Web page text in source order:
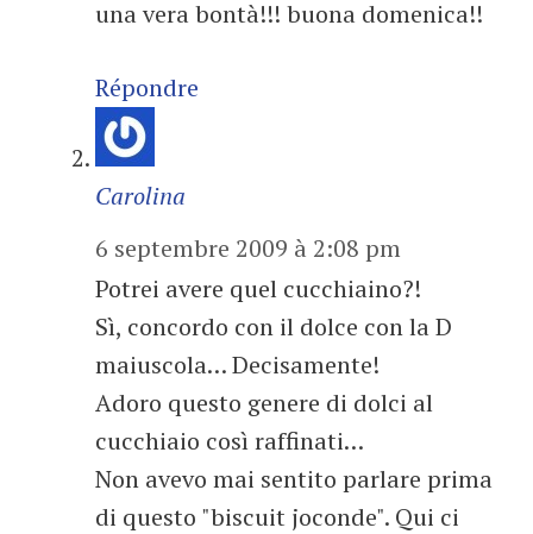
una vera bontà!!! buona domenica!!
Répondre
Carolina
6 septembre 2009 à 2:08 pm
Potrei avere quel cucchiaino?!
Sì, concordo con il dolce con la D
maiuscola… Decisamente!
Adoro questo genere di dolci al
cucchiaio così raffinati…
Non avevo mai sentito parlare prima
di questo "biscuit joconde". Qui ci